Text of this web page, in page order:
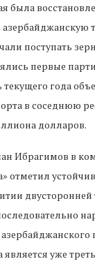
была
поступать
первые
текущего года
в соседнюю
долларов.
Ибрагимов в
отметил
двусторонней
является уже